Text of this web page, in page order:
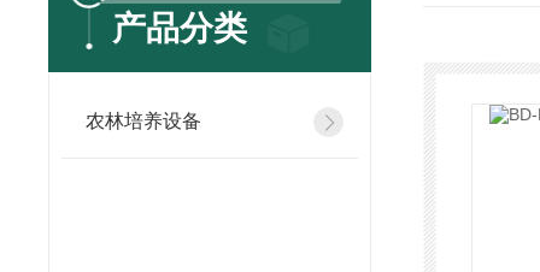
产品分类
农林培养设备